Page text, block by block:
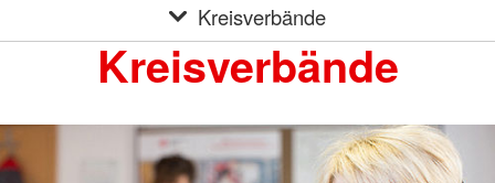
Kreisverbände
Kreisverbände